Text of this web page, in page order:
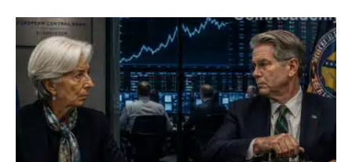
Yen : Washington a vendu des euros sans prévenir la